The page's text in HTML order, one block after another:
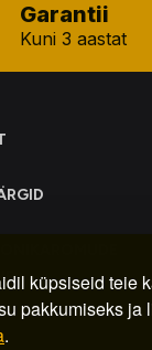
küpsiseid teie
pakkumiseks ja
.
Garantii
Kuni 3 aastat